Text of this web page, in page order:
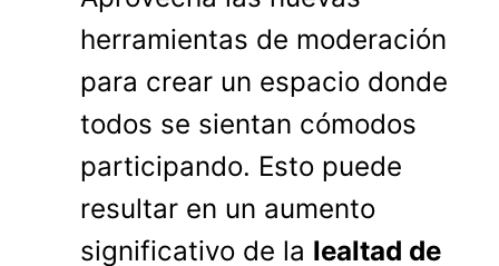
herramientas de moderación
para crear un espacio donde
todos se sientan cómodos
participando. Esto puede
resultar en un aumento
significativo de la lealtad de